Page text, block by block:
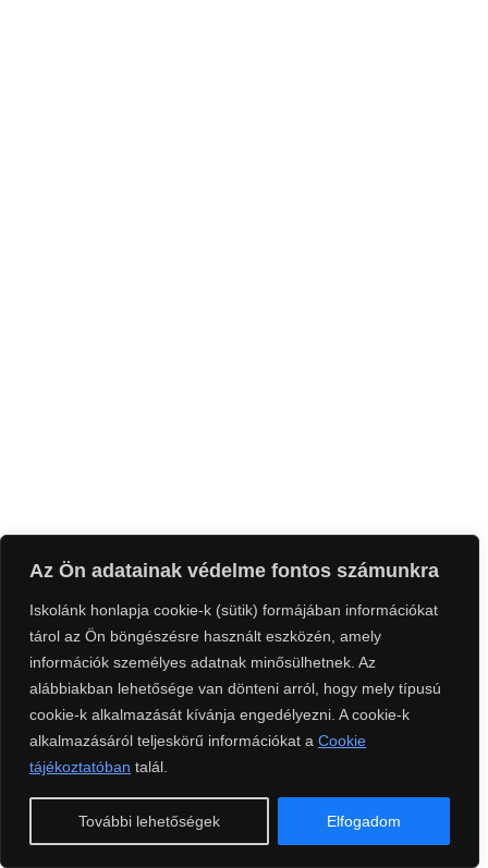
Az Ön adatainak védelme fontos számunkra
Iskolánk honlapja cookie-k (sütik) formájában információkat
tárol az Ön böngészésre használt eszközén, amely
információk személyes adatnak minősülhetnek. Az
alábbiakban lehetősége van dönteni arról, hogy mely típusú
cookie-k alkalmazását kívánja engedélyezni. A cookie-k
alkalmazásáról teljeskörű információkat a Cookie
tájékoztatóban talál.
További lehetőségek Elfogadom